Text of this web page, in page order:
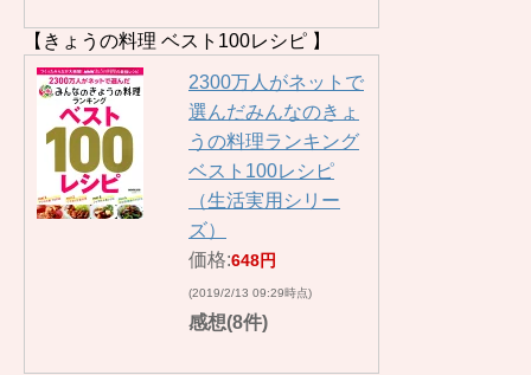
【きょうの料理 ベスト100レシピ 】
2300万人がネットで
選んだみんなのきょ
うの料理ランキング
ベスト100レシピ
（生活実用シリー
ズ）
価格:648円
(2019/2/13 09:29時点)
感想(8件)